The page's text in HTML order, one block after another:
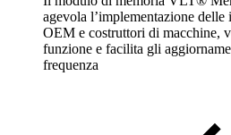
agevola l’implementazione
OEM e costruttori di macchine,
funzione e facilita gli
frequenza